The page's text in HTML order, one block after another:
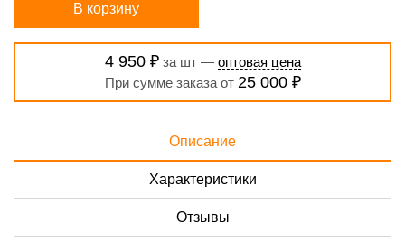
В корзину
4 950 ₽за шт — оптовая цена
При сумме заказа от 25 000 ₽
Описание
Характеристики
Отзывы